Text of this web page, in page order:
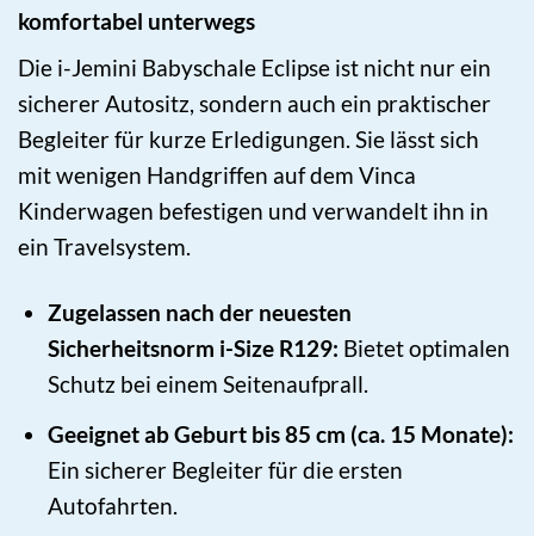
komfortabel unterwegs
Die i-Jemini Babyschale Eclipse ist nicht nur ein
sicherer Autositz, sondern auch ein praktischer
Begleiter für kurze Erledigungen. Sie lässt sich
mit wenigen Handgriffen auf dem Vinca
Kinderwagen befestigen und verwandelt ihn in
ein Travelsystem.
Zugelassen nach der neuesten
Sicherheitsnorm i-Size R129: Bietet optimalen
Schutz bei einem Seitenaufprall.
Geeignet ab Geburt bis 85 cm (ca. 15 Monate):
Ein sicherer Begleiter für die ersten
Autofahrten.